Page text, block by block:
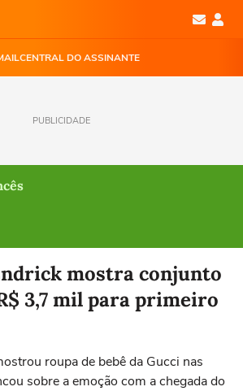
CENTRAL DO ASSINANTE
PUBLICIDADE
ver as notíciasmostra conjunto
3,7 mil para primeiro
roupa de bebê da Gucci nas
sobre a emoção com a chegada do